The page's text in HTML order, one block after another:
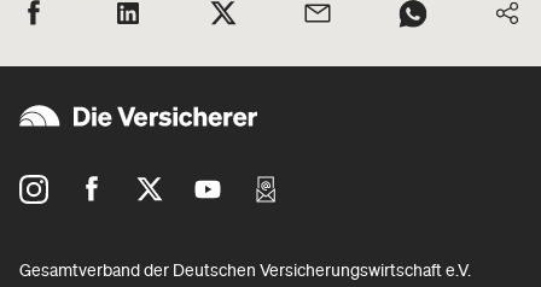
Gesamtverband der Deutschen Versicherungswirtschaft e.V.